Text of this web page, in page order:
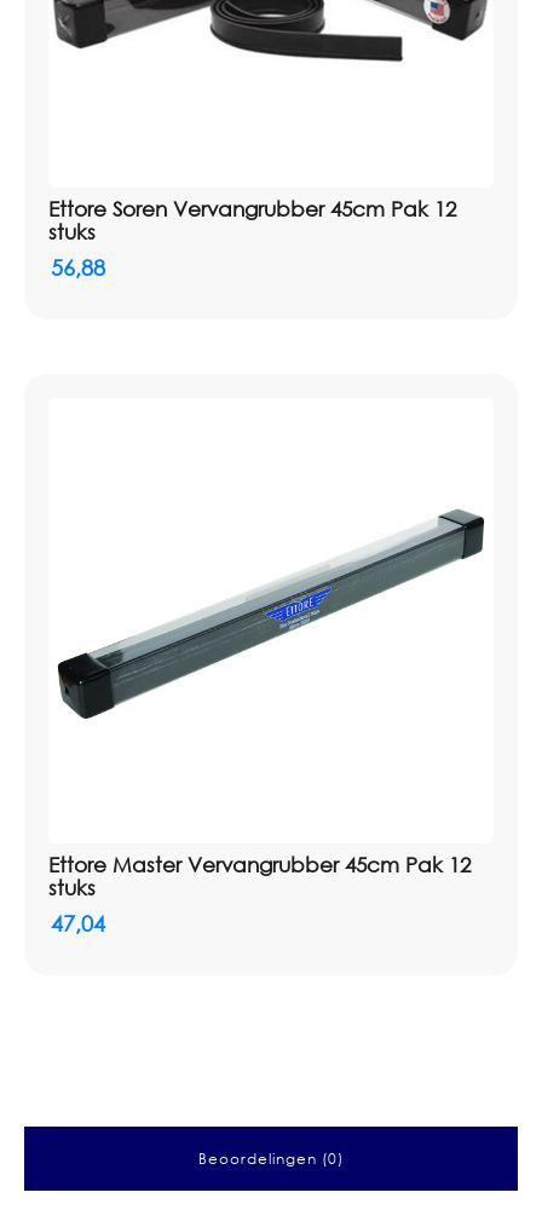
Ettore Soren Vervangrubber 45cm Pak 12
stuks
56,88
Ettore Master Vervangrubber 45cm Pak 12
stuks
47,04
Beoordelingen (0)